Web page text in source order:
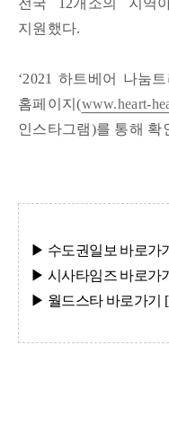
전국 12개소의 지역
지원했다.
‘2021 하트베어 나눔
홈페이지(www.heart-
인스타그램)를 통해 확
▶ 수도권일보 바로가
▶ 시사타임즈 바로가
▶ 월드스타 바로가기